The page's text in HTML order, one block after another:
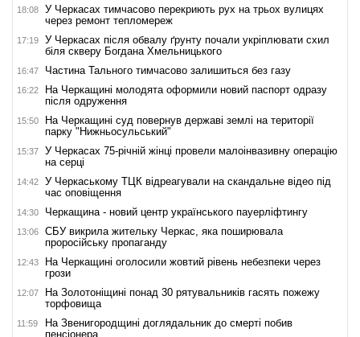
18:08
У Черкасах тимчасово перекриють рух на трьох вулицях
через ремонт тепломереж
17:19
У Черкасах після обвалу ґрунту почали укріплювати схил
біля скверу Богдана Хмельницького
16:47 Частина Тального тимчасово залишиться без газу
16:22
На Черкащині молодята оформили новий паспорт одразу
після одруження
15:50
На Черкащині суд повернув державі землі на території
парку "Нижньосульський"
15:37
У Черкасах 75-річній жінці провели малоінвазивну операцію
на серці
14:42
У Черкаському ТЦК відреагували на скандальне відео під
час оповіщення
14:30 Черкащина - новий центр українського пауерліфтингу
13:06
СБУ викрила жительку Черкас, яка поширювала
проросійську пропаганду
12:43
На Черкащині оголосили жовтий рівень небезпеки через
грози
12:07
На Золотоніщині понад 30 рятувальників гасять пожежу
торфовища
11:59
На Звенигородщині доглядальник до смерті побив
пенсіонера